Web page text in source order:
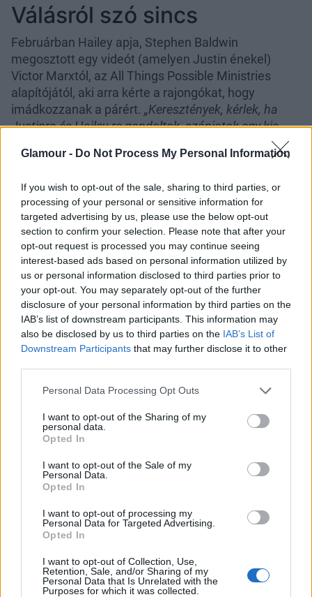
Glamour - Do Not Process My Personal Information
If you wish to opt-out of the sale, sharing to third parties, or
processing of your personal or sensitive information for
targeted advertising by us, please use the below opt-out
section to confirm your selection. Please note that after your
opt-out request is processed you may continue seeing
interest-based ads based on personal information utilized by
us or personal information disclosed to third parties prior to
your opt-out. You may separately opt-out of the further
disclosure of your personal information by third parties on the
IAB’s list of downstream participants. This information may
also be disclosed by us to third parties on the IAB’s List of
Downstream Participants that may further disclose it to other
Please note that this website/app uses one or more Google
not limited to your visit or usage behaviour. You may click to
grant or deny consent to Google and its third-party tags to
use your data for below specified purposes in below Google
consent section.
Personal Data Processing Opt Outs
I want to opt-out of the Sharing of my
personal data.
Opted In
I want to opt-out of the Sale of my
Personal Data.
Opted In
I want to opt-out of processing my
Personal Data for Targeted Advertising.
Opted In
I want to opt-out of Collection, Use,
Retention, Sale, and/or Sharing of my
Personal Data that Is Unrelated with the
Purposes for which it was collected.
Válásról szó sincs
Februárban Hailey apja, Stephen Baldwin
megosztott egy videót (amelyen Justin énekel)
Victor Marxtól, az All Things Possible Ministries
alapítójától, aki arra kérte a rajongókat, hogy
imádkozzanak a párért. „Keresztények, kérlek, ha
Justinra és Hailey-re gondoltok, szánjatok egy kis
imát arra, hogy bölcsességet, védelmet kapjanak és
közeledjenek az Úrhoz”–olvashatóa Justin
Első körben ez szült aggodalmat a rajongókban, de a
Bieber házaspárt ezután lencsevégre kapták, amint
megérkeznek a kaliforniai Beverly Hills-i templomba.
Mindketten nagyon szomorúnak tűntek, amitől még
inkább szárnyra kaptak a pletykák - ezeket
egyébkéntHailey Biebercáfolta, és most a videó is
bizonyítja: minden teljesen rendben van köztük.